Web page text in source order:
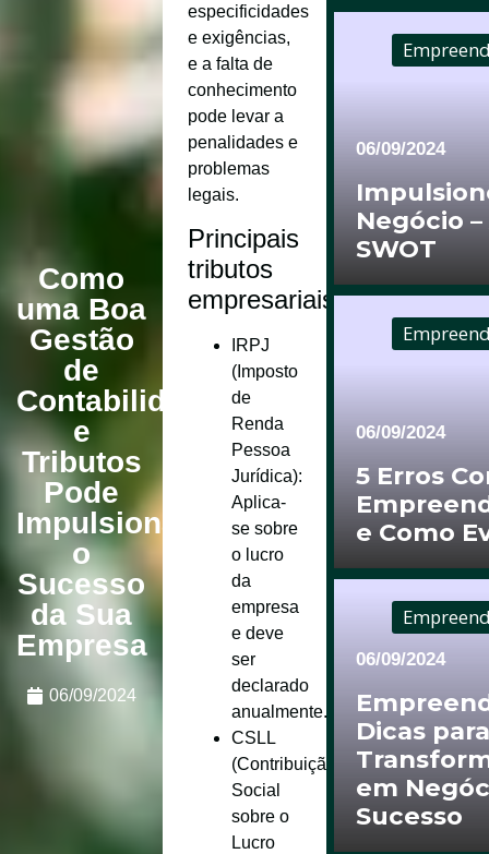
Como
uma Boa
Gestão
de
Contabilidade
e
Tributos
Pode
Impulsionar
o
Sucesso
da Sua
Empresa
06/09/2024
especificidades
e exigências,
e a falta de
conhecimento
pode levar a
penalidades e
problemas
legais.
Principais
tributos
empresariais:
IRPJ
(Imposto
de
Renda
Pessoa
Jurídica):
Aplica-
se sobre
o lucro
da
empresa
e deve
ser
declarado
anualmente.
CSLL
(Contribuição
Social
sobre o
Lucro
06/09/2024
Negócio
SWOT
06/09/2024
5 Erros
e Como
06/09/2024
Dicas
em
Sucesso